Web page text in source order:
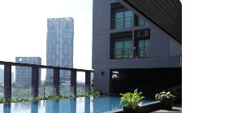
Compare
Clear all